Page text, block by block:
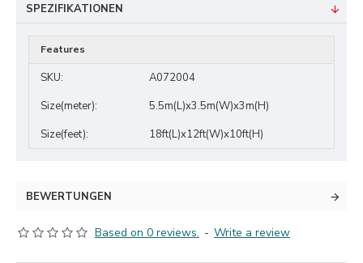
SPEZIFIKATIONEN
Features
SKU:
A072004
Size(meter):
5.5m(L)x3.5m(W)x3m(H)
Size(feet):
18ft(L)x12ft(W)x10ft(H)
BEWERTUNGEN
Based on 0 reviews. - Write a review